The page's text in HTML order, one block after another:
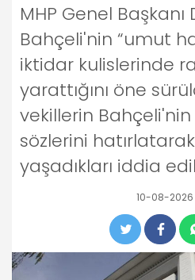
MHP Genel Başkanı
Bahçeli'nin “umut
iktidar kulislerinde
yarattığını öne
vekillerin
sözlerini hatırlatarak
yaşadıkları iddia
10-08-2026